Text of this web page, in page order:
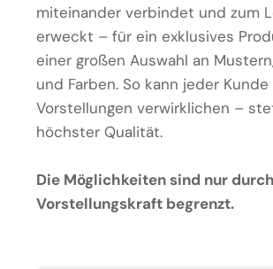
miteinander verbindet und zum
erweckt – für ein exklusives
einer großen Auswahl an
und Farben. So kann jeder Kunde
Vorstellungen verwirklichen –
höchster Qualität.
Die Möglichkeiten sind nur
Vorstellungskraft begrenzt.